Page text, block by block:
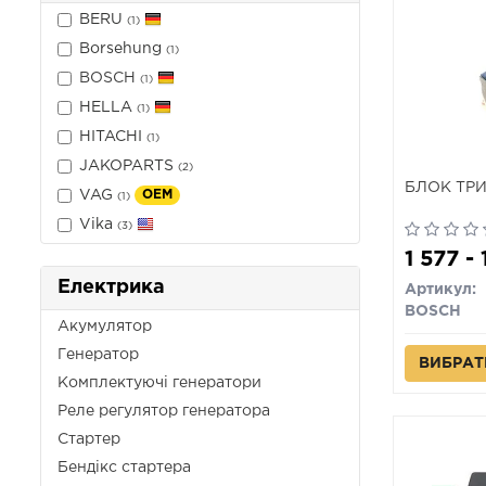
BERU (1)
Borsehung (1)
BOSCH (1)
HELLA (1)
HITACHI (1)
JAKOPARTS (2)
VAG (1) OEM
Vika (3)
Електрика
Акумулятор
Генератор
Комплектуючі генератори
Реле регулятор генератора
Стартер
Бендікс стартера
БЛОК
1 577 -
Артикул:
BOSCH